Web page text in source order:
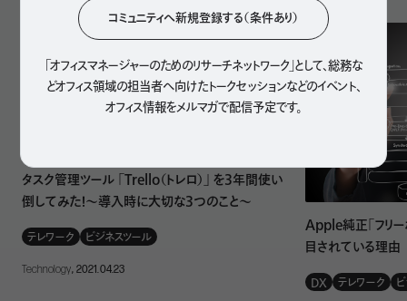
コミュニティへ新規登録する（条件あり）
「オフィスマネージャーのためのリサーチネットワーク」として、総務な
どオフィス領域の担当者へ向けたトークセッションなどのイベント、
オフィス情報をメルマガで配信予定です。
ーエコノミーでは廃棄物の削減や再利用を考えるのではな
く、モノやサービスの設計段階で廃棄物が出ないようにデザ
インすることを提案している。
サーキュラーエコノミーは、SDGsの目標12「持続可能な生
や投資家がESGを重視するなかで、サーキュラーエコノミー
の考え方が社会的責任を果たすビジネスモデルとして注目
されている。
サーキュラーエコノミーの3原則
タスク管理ツール 「Trello（トレロ）」 を3年間使い
倒してみた！～導入時に大切な3つのこと～
テレワーク ビジネスツール
Technology, 2021.04.23
Apple純正「フリー
目されている理由
DX テレワーク